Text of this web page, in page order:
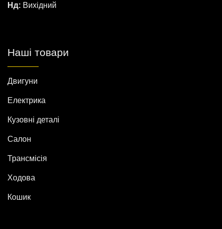
Нд: Вихідний
Наші товари
Двигуни
Електрика
Кузовні деталі
Салон
Трансмісія
Ходова
Кошик